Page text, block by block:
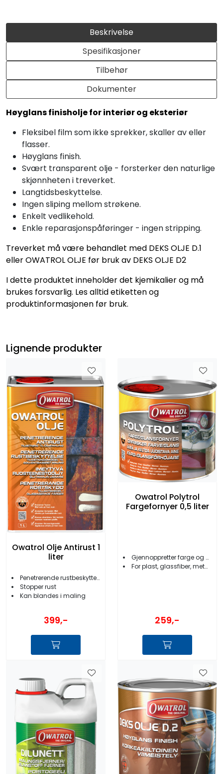
Beskrivelse
Spesifikasjoner
Tilbehør
Dokumenter
Høyglans finisholje for interiør og eksteriør
Fleksibel film som ikke sprekker, skaller av eller
flasser.
Høyglans finish.
Svært transparent olje - forsterker den naturlige
skjønnheten i treverket.
Langtidsbeskyttelse.
Ingen sliping mellom strøkene.
Enkelt vedlikehold.
Enkle reparasjonspåføringer - ingen stripping.
Treverket må være behandlet med DEKS OLJE D.1
eller OWATROL OLJE før bruk av DEKS OLJE D2
I dette produktet inneholder det kjemikalier og må
brukes forsvarlig. Les alltid etiketten og
produktinformasjonen før bruk.
Lignende produkter
Owatrol Olje Antirust 1
liter
Penetrerende rustbeskyttelse
Stopper rust
Kan blandes i maling
399,-
Owatrol Polytrol
Fargefornyer 0,5 liter
Gjennoppretter farge og glans
For plast, glassfiber, metaller m.m
259,-